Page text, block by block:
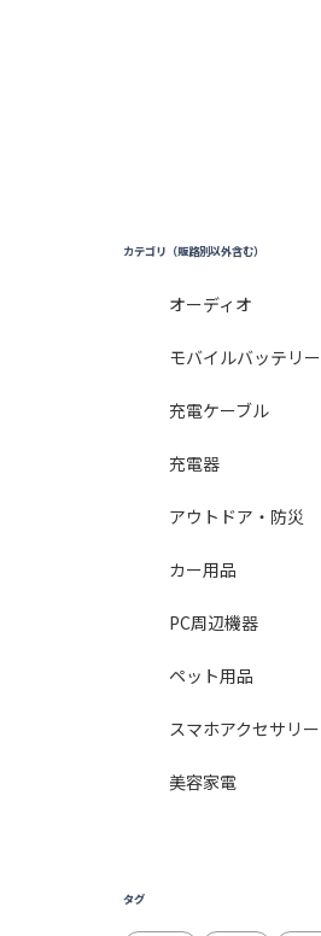
カテゴリ（販路別以外含む）
オーディオ
モバイルバッテリー
充電ケーブル
充電器
アウトドア・防災
カー用品
PC周辺機器
ペット用品
スマホアクセサリー
美容家電
タグ